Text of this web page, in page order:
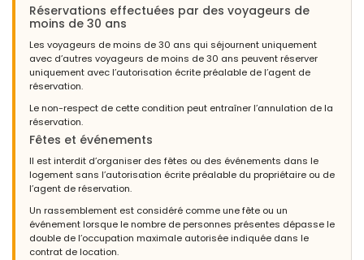
(Traduit par Google)
juste parfait
(Texte original)
Villa La Cofa is perfect if you want a beautiful villa with a
restaurants.
(Traduit par Google)
La Villa La Cofa est parfaite si vous voulez une belle villa avec
une piscine fantastique qui se trouve à cinq minutes à pied de
nombreux bars et restaurants.
Réservations effectuées par des voyageurs de
moins de 30 ans
Les voyageurs de moins de 30 ans qui séjournent uniquement
avec d’autres voyageurs de moins de 30 ans peuvent réserver
uniquement avec l’autorisation écrite préalable de l’agent de
réservation.
Le non-respect de cette condition peut entraîner l’annulation de la
réservation.
Fêtes et événements
Il est interdit d’organiser des fêtes ou des événements dans le
logement sans l’autorisation écrite préalable du propriétaire ou de
l’agent de réservation.
Un rassemblement est considéré comme une fête ou un
événement lorsque le nombre de personnes présentes dépasse le
double de l’occupation maximale autorisée indiquée dans le
contrat de location.